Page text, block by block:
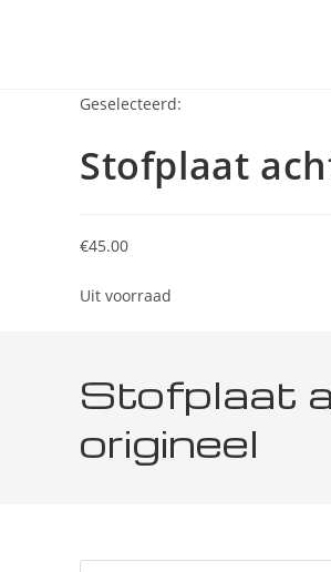
Geselecteerd:
Stofplaat
€45.00
Uit voorraad
Stofplaat
origineel